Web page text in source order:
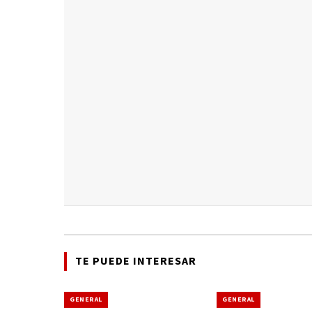
TE PUEDE INTERESAR
GENERAL GENERAL